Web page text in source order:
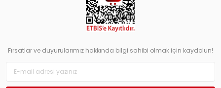
Fırsatlar ve duyurularımız hakkında bilgi sahibi olmak için kaydolun!